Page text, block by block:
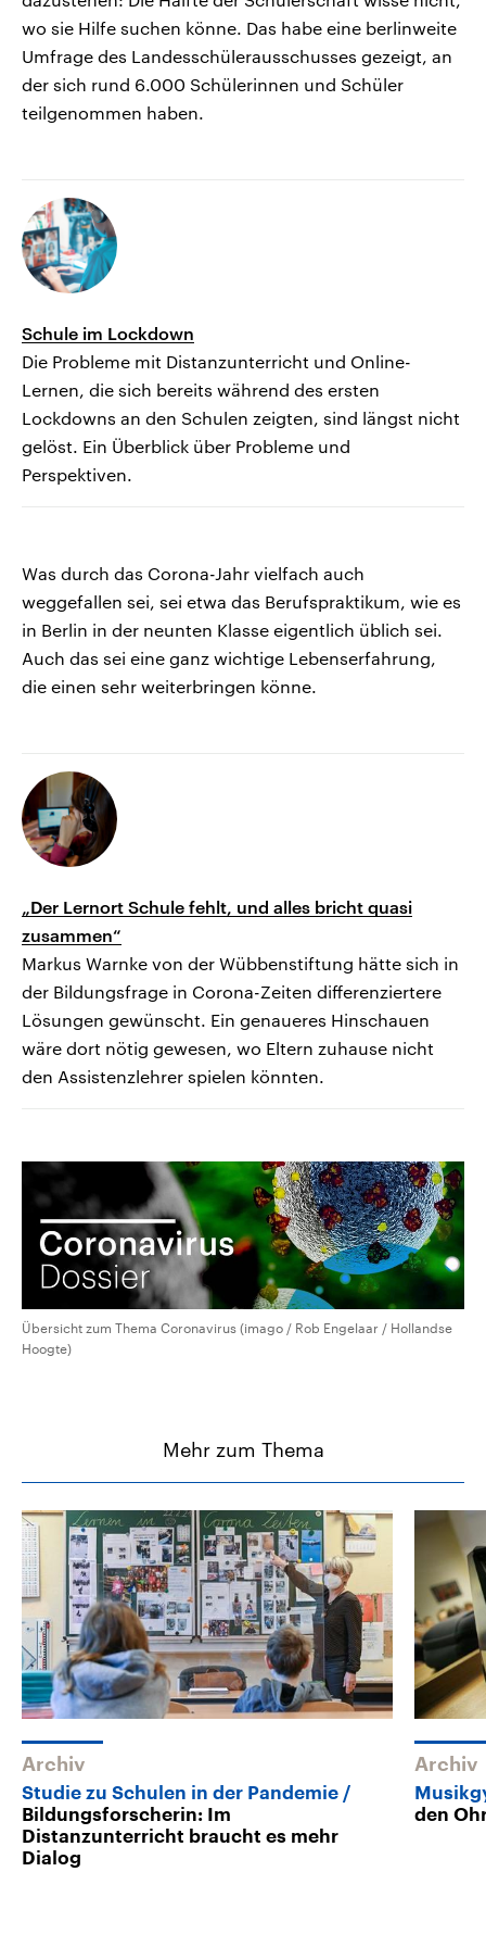
wo sie Hilfe suchen könne. Das habe eine berlinweite
Umfrage des Landesschülerausschusses gezeigt, an
der sich rund 6.000 Schülerinnen und Schüler
teilgenommen haben.
Schule im Lockdown
Die Probleme mit Distanzunterricht und Online-
Lernen, die sich bereits während des ersten
Lockdowns an den Schulen zeigten, sind längst nicht
gelöst. Ein Überblick über Probleme und
Perspektiven.
Was durch das Corona-Jahr vielfach auch
weggefallen sei, sei etwa das Berufspraktikum, wie es
in Berlin in der neunten Klasse eigentlich üblich sei.
Auch das sei eine ganz wichtige Lebenserfahrung,
die einen sehr weiterbringen könne.
„Der Lernort Schule fehlt, und alles bricht quasi
zusammen“
Markus Warnke von der Wübbenstiftung hätte sich in
der Bildungsfrage in Corona-Zeiten differenziertere
Lösungen gewünscht. Ein genaueres Hinschauen
wäre dort nötig gewesen, wo Eltern zuhause nicht
den Assistenzlehrer spielen könnten.
Übersicht zum Thema Coronavirus (imago / Rob Engelaar / Hollandse
Hoogte)
Mehr zum Thema
Archiv
Studie zu Schulen in der Pandemie
Bildungsforscherin: Im
Distanzunterricht braucht es mehr
Dialog
Archiv
den